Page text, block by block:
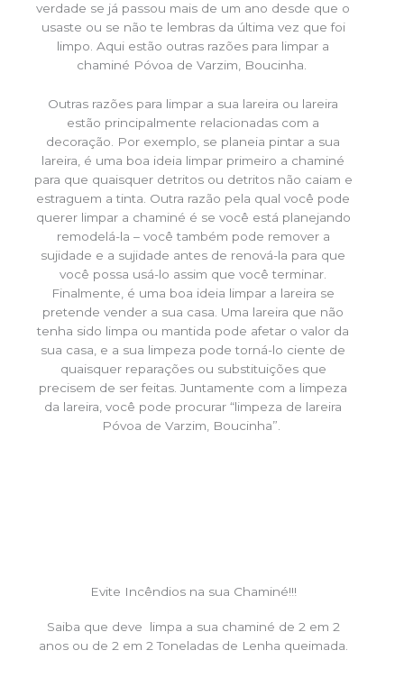
verdade se já passou mais de um ano desde que o
usaste ou se não te lembras da última vez que foi
limpo. Aqui estão outras razões para limpar a
chaminé Póvoa de Varzim, Boucinha.
Outras razões para limpar a sua lareira ou lareira
estão principalmente relacionadas com a
decoração. Por exemplo, se planeia pintar a sua
lareira, é uma boa ideia limpar primeiro a chaminé
para que quaisquer detritos ou detritos não caiam e
estraguem a tinta. Outra razão pela qual você pode
querer limpar a chaminé é se você está planejando
remodelá-la – você também pode remover a
sujidade e a sujidade antes de renová-la para que
você possa usá-lo assim que você terminar.
Finalmente, é uma boa ideia limpar a lareira se
pretende vender a sua casa. Uma lareira que não
tenha sido limpa ou mantida pode afetar o valor da
sua casa, e a sua limpeza pode torná-lo ciente de
quaisquer reparações ou substituições que
precisem de ser feitas. Juntamente com a limpeza
da lareira, você pode procurar “limpeza de lareira
Póvoa de Varzim, Boucinha”.
Evite Incêndios na sua Chaminé!!!
Saiba que deve limpa a sua chaminé de 2 em 2
anos ou de 2 em 2 Toneladas de Lenha queimada.